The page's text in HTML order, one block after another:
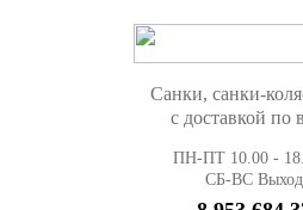
Санки, санки-
с доставкой по
ПН-ПТ 10.00 -
СБ-ВС